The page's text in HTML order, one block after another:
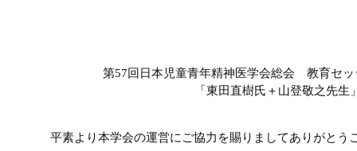
第57回日本児童青年精神医学会総会 教育セッ
「東田直樹氏＋山登敬之先生
平素より本学会の運営にご協力を賜りましてありがとう